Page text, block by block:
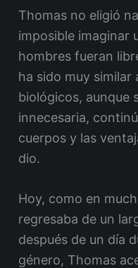
Thomas no eligió
imposible imaginar
hombres fueran
ha sido muy
biológicos, aunque
innecesaria,
cuerpos y las
dio.
Hoy, como en
regresaba de un
después de un día
género, Thomas